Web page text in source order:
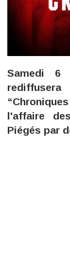
Samedi 6
l'affaire
Piégés par